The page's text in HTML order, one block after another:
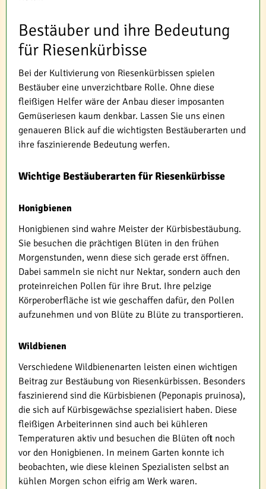
Bestäuber und ihre Bedeutung
für Riesenkürbisse
Bei der Kultivierung von Riesenkürbissen spielen
Bestäuber eine unverzichtbare Rolle. Ohne diese
fleißigen Helfer wäre der Anbau dieser imposanten
Gemüseriesen kaum denkbar. Lassen Sie uns einen
genaueren Blick auf die wichtigsten Bestäuberarten und
ihre faszinierende Bedeutung werfen.
Wichtige Bestäuberarten für Riesenkürbisse
Honigbienen
Honigbienen sind wahre Meister der Kürbisbestäubung.
Sie besuchen die prächtigen Blüten in den frühen
Morgenstunden, wenn diese sich gerade erst öffnen.
Dabei sammeln sie nicht nur Nektar, sondern auch den
proteinreichen Pollen für ihre Brut. Ihre pelzige
Körperoberfläche ist wie geschaffen dafür, den Pollen
aufzunehmen und von Blüte zu Blüte zu transportieren.
Wildbienen
Verschiedene Wildbienenarten leisten einen wichtigen
Beitrag zur Bestäubung von Riesenkürbissen. Besonders
faszinierend sind die Kürbisbienen (Peponapis pruinosa),
die sich auf Kürbisgewächse spezialisiert haben. Diese
fleißigen Arbeiterinnen sind auch bei kühleren
Temperaturen aktiv und besuchen die Blüten oft noch
vor den Honigbienen. In meinem Garten konnte ich
beobachten, wie diese kleinen Spezialisten selbst an
kühlen Morgen schon eifrig am Werk waren.